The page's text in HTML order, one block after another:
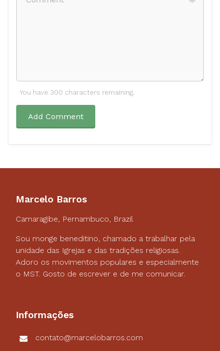
You have 300 characters remaining.
Add Comment
Marcelo Barros
Camaragibe, Pernambuco, Brazil
Sou monge beneditino, chamado a trabalhar pela
unidade das Igrejas e das tradições religiosas.
Adoro os movimentos populares e especialmente
o MST. Gosto de escrever e de me comunicar.
Informações
contato@marcelobarros.com